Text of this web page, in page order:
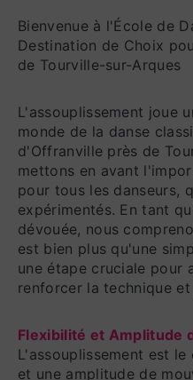
Bienvenue à l'École de
Destination de Choix
de Tourville-sur-Arques
L'assouplissement joue
monde de la danse
d'Offranville près de
mettons en avant
pour tous les danseurs,
expérimentés. En tant
dévouée, nous
est bien plus qu'une
une étape cruciale pour
renforcer la technique
Flexibilité et Amplitude
L'assouplissement est
et une amplitude de